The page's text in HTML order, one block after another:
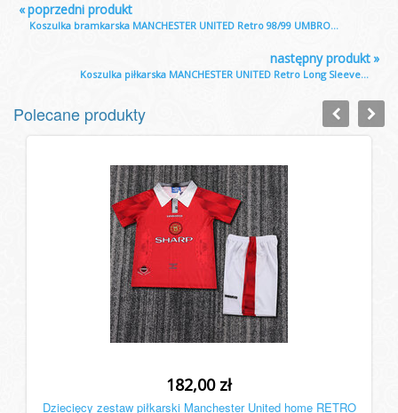
«poprzedni produkt
Koszulka bramkarska MANCHESTER UNITED Retro 98/99 UMBRO...
»
następny produkt
Koszulka piłkarska MANCHESTER UNITED Retro Long Sleeve...
Polecane produkty
182,00 zł
Dziecięcy zestaw piłkarski Manchester United home RETRO